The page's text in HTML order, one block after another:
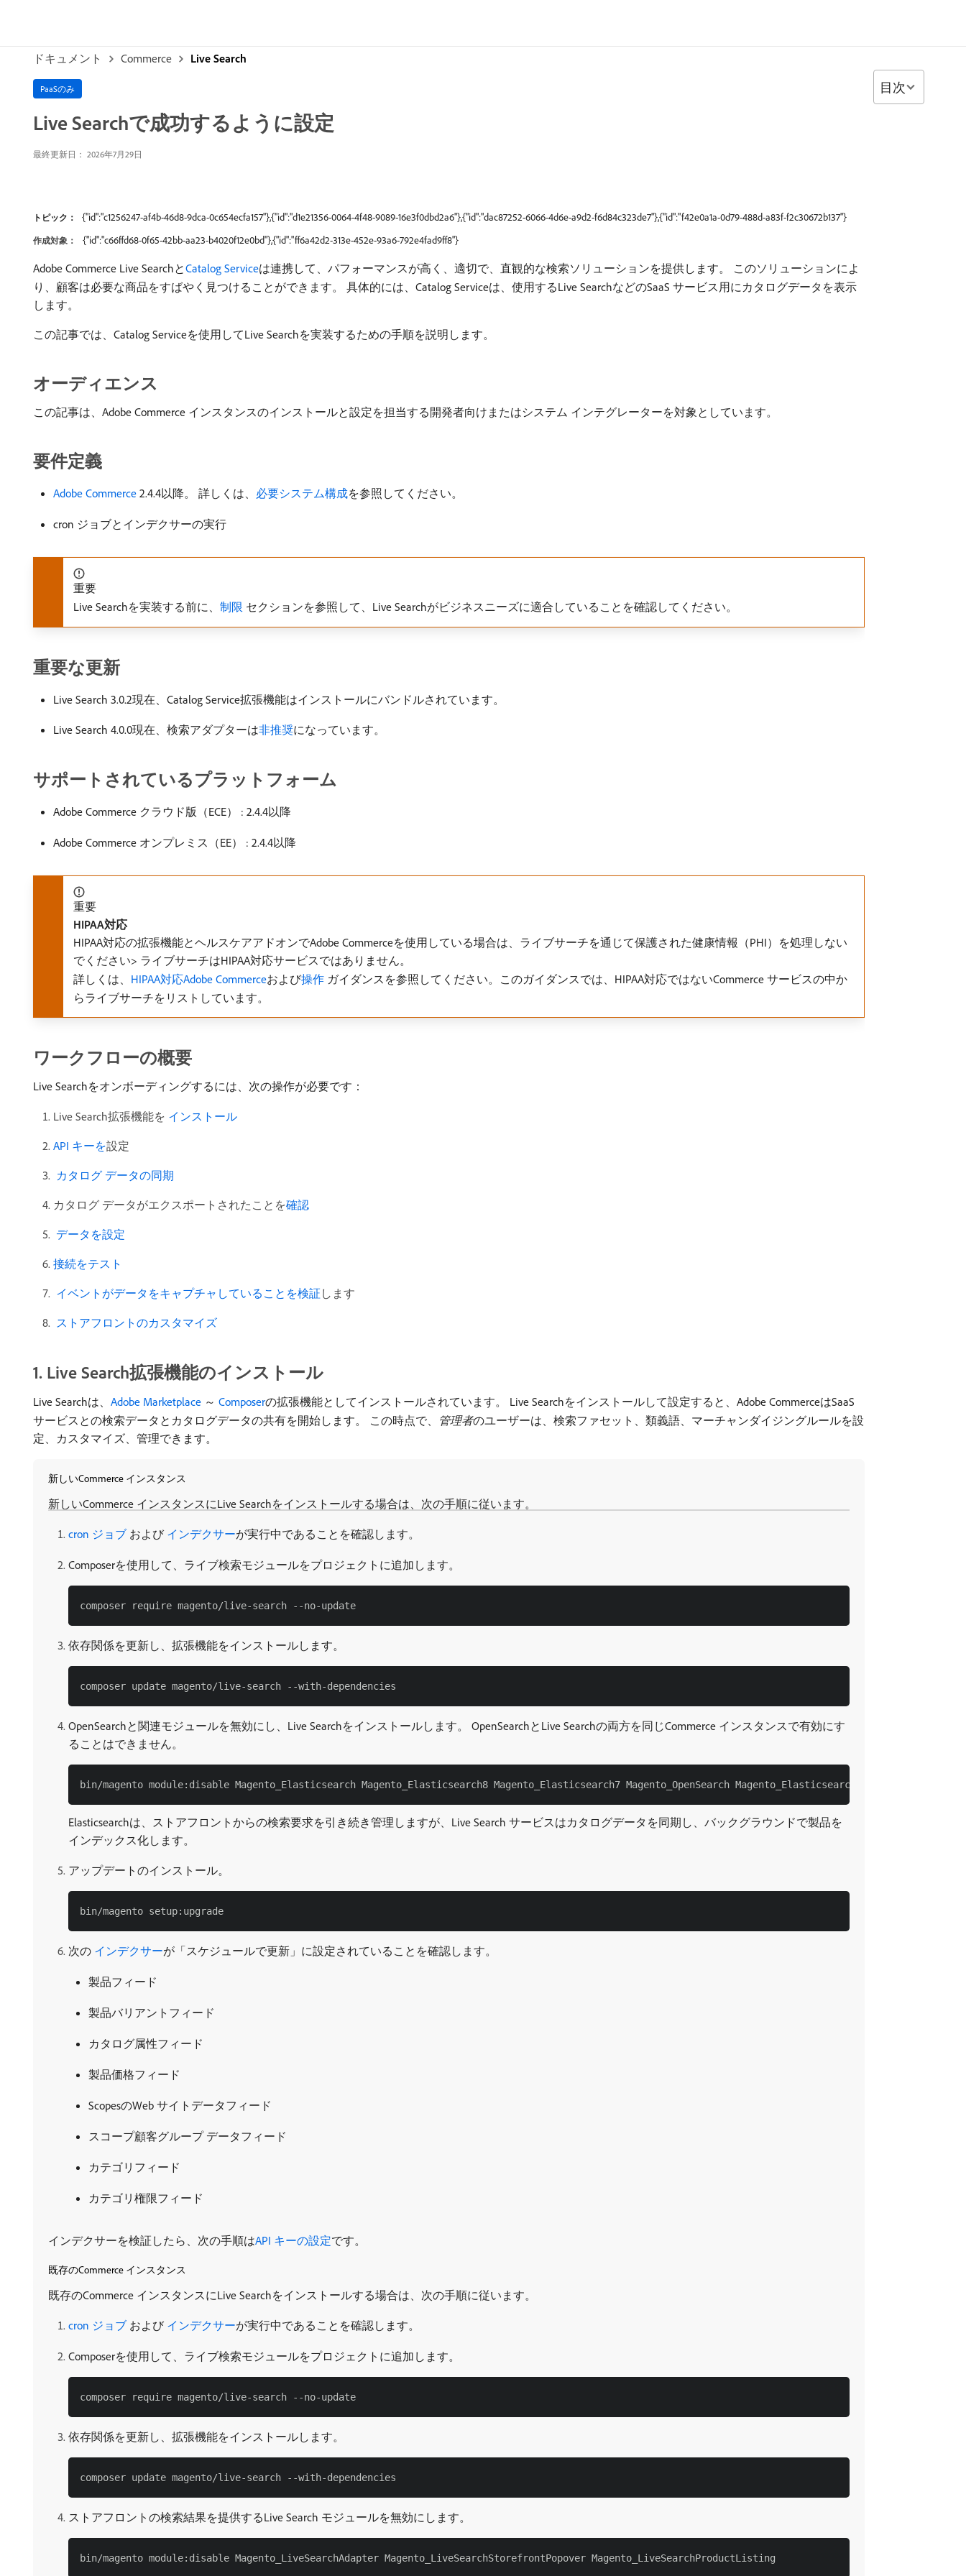
ドキュメント Commerce Live Search
PaaSのみ
Live Searchで成功するように設定
最終更新日： 2026年7月29日
トピック： {"id":"c1256247-af4b-46d8-9dca-0c654ecfa157"},{"id":"d1e21356-0064-4f48-9089-16e3f0dbd2a6"},{"id":"dac87252-6066-4d6e-a9d2-f6d84c323de7"},{"id":"f42e0a1a-0d79-488d-a83f-f2c30672b137"}
作成対象： {"id":"c66ffd68-0f65-42bb-aa23-b4020f12e0bd"},{"id":"ff6a42d2-313e-452e-93a6-792e4fad9ff8"}
Adobe Commerce Live SearchとCatalog Serviceは連携して、パフォーマンスが高く、適切で、直観的な検索ソリューションを提供します。 このソリューションによ
り、顧客は必要な商品をすばやく見つけることができます。 具体的には、Catalog Serviceは、使用するLive SearchなどのSaaS サービス用にカタログデータを表示
します。
この記事では、Catalog Serviceを使用してLive Searchを実装するための手順を説明します。
オーディエンス
この記事は、Adobe Commerce インスタンスのインストールと設定を担当する開発者向けまたはシステム インテグレーターを対象としています。
要件定義
Adobe Commerce 2.4.4以降。 詳しくは、 必要システム構成を参照してください。
cron ジョブとインデクサーの実行
重要
Live Searchを実装する前に、 制限 セクションを参照して、Live Searchがビジネスニーズに適合していることを確認してください。
重要な更新
Live Search 3.0.2現在、Catalog Service拡張機能はインストールにバンドルされています。
Live Search 4.0.0現在、検索アダプターは非推奨になっています。
サポートされているプラットフォーム
Adobe Commerce クラウド版（ECE） : 2.4.4以降
Adobe Commerce オンプレミス（EE） : 2.4.4以降
重要
HIPAA対応
HIPAA対応の拡張機能とヘルスケアアドオンでAdobe Commerceを使用している場合は、ライブサーチを通じて保護された健康情報（PHI）を処理しない
でください> ライブサーチはHIPAA対応サービスではありません。
詳しくは、 HIPAA対応Adobe Commerceおよび操作 ガイダンスを参照してください。このガイダンスでは、HIPAA対応ではないCommerce サービスの中か
らライブサーチをリストしています。
ワークフローの概要
Live Searchをオンボーディングするには、次の操作が必要です：
Live Search拡張機能を ​ インストール ​
API キーを設定
​ カタログ データの同期
カタログ データがエクスポートされたことを確認
​ データを設定
接続をテスト ​
​ イベントがデータをキャプチャしていることを検証 します
​ ストアフロントのカスタマイズ ​
​1. Live Search拡張機能のインストール
Live Searchは、 Adobe Marketplace ～ Composerの拡張機能としてインストールされています。 Live Searchをインストールして設定すると、Adobe CommerceはSaaS
サービスとの検索データとカタログデータの共有を開始します。 この時点で、 管理者​のユーザーは、検索ファセット、類義語、マーチャンダイジングルールを設
定、カスタマイズ、管理できます。
新しいCommerce インスタンス
新しいCommerce インスタンスにLive Searchをインストールする場合は、次の手順に従います。
cron ジョブ ​ および​ インデクサーが実行中であることを確認します。
Composerを使用して、ライブ検索モジュールをプロジェクトに追加します。
依存関係を更新し、拡張機能をインストールします。
OpenSearchと関連モジュールを無効にし、Live Searchをインストールします。 OpenSearchとLive Searchの両方を同じCommerce インスタンスで有効にす
ることはできません。
Elasticsearchは、ストアフロントからの検索要求を引き続き管理しますが、Live Search サービスはカタログデータを同期し、バックグラウンドで製品を
インデックス化します。
アップデートのインストール。
次の ​ インデクサーが「スケジュールで更新」に設定されていることを確認します。
製品フィード
製品バリアントフィード
カタログ属性フィード
製品価格フィード
ScopesのWeb サイトデータフィード
スコープ顧客グループ データフィード
カテゴリフィード
カテゴリ権限フィード
インデクサーを検証したら、次の手順はAPI キーの設定です。
既存のCommerce インスタンス
既存のCommerce インスタンスにLive Searchをインストールする場合は、次の手順に従います。
cron ジョブ ​ および​ インデクサーが実行中であることを確認します。
Composerを使用して、ライブ検索モジュールをプロジェクトに追加します。
依存関係を更新し、拡張機能をインストールします。
ストアフロントの検索結果を提供するLive Search モジュールを無効にします。
目次